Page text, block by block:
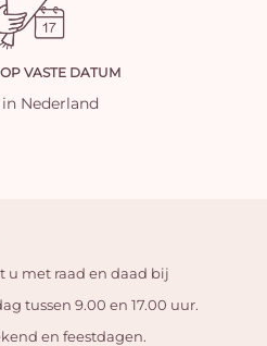
VASTE DATUM
Nederland
u met raad en daad bij
tussen 9.00 en 17.00 uur.
en feestdagen.